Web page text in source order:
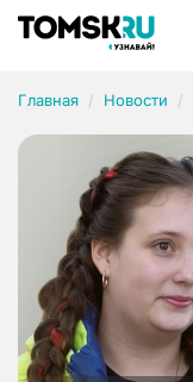
Главная Новости